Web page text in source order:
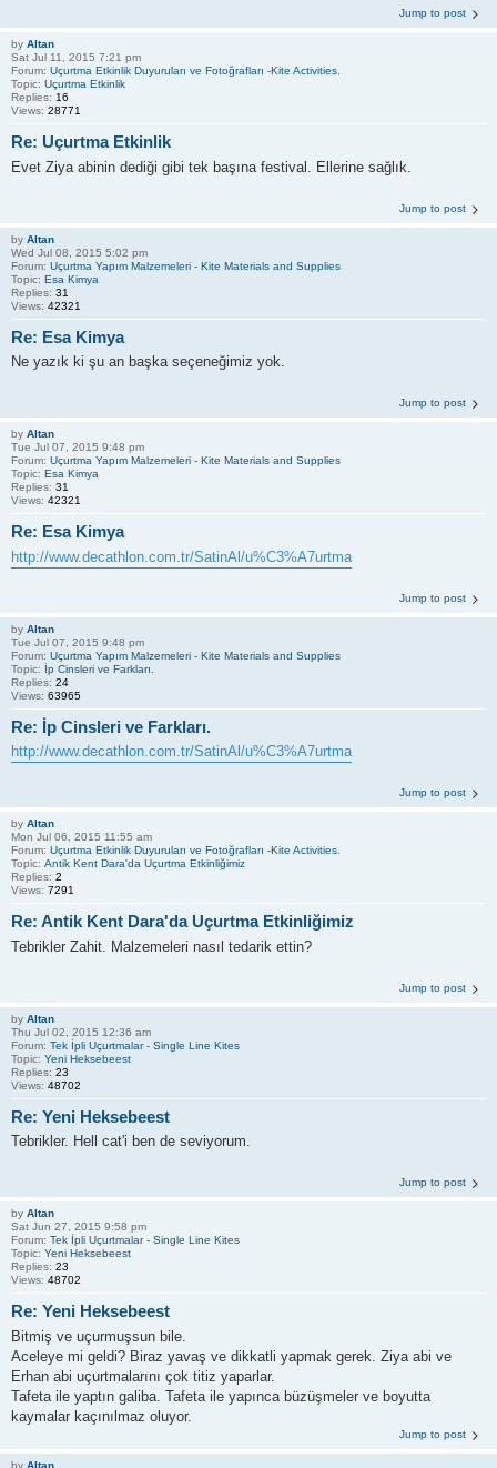
Jump to post
by Altan
Sat Jul 11, 2015 7:21 pm
Forum: Uçurtma Etkinlik Duyuruları ve Fotoğrafları -Kite Activities.
Topic: Uçurtma Etkinlik
Replies: 16
Views: 28771
Re: Uçurtma Etkinlik
Evet Ziya abinin dediği gibi tek başına festival. Ellerine sağlık.
Jump to post
by Altan
Wed Jul 08, 2015 5:02 pm
Forum: Uçurtma Yapım Malzemeleri - Kite Materials and Supplies
Topic: Esa Kimya
Replies: 31
Views: 42321
Re: Esa Kimya
Ne yazık ki şu an başka seçeneğimiz yok.
Jump to post
by Altan
Tue Jul 07, 2015 9:48 pm
Forum: Uçurtma Yapım Malzemeleri - Kite Materials and Supplies
Topic: Esa Kimya
Replies: 31
Views: 42321
Re: Esa Kimya
http://www.decathlon.com.tr/SatinAl/u%C3%A7urtma
Jump to post
by Altan
Tue Jul 07, 2015 9:48 pm
Forum: Uçurtma Yapım Malzemeleri - Kite Materials and Supplies
Topic: İp Cinsleri ve Farkları.
Replies: 24
Views: 63965
Re: İp Cinsleri ve Farkları.
http://www.decathlon.com.tr/SatinAl/u%C3%A7urtma
Jump to post
by Altan
Mon Jul 06, 2015 11:55 am
Forum: Uçurtma Etkinlik Duyuruları ve Fotoğrafları -Kite Activities.
Topic: Antik Kent Dara'da Uçurtma Etkinliğimiz
Replies: 2
Views: 7291
Re: Antik Kent Dara'da Uçurtma Etkinliğimiz
Tebrikler Zahit. Malzemeleri nasıl tedarik ettin?
Jump to post
by Altan
Thu Jul 02, 2015 12:36 am
Forum: Tek İpli Uçurtmalar - Single Line Kites
Topic: Yeni Heksebeest
Replies: 23
Views: 48702
Re: Yeni Heksebeest
Tebrikler. Hell cat'i ben de seviyorum.
Jump to post
by Altan
Sat Jun 27, 2015 9:58 pm
Forum: Tek İpli Uçurtmalar - Single Line Kites
Topic: Yeni Heksebeest
Replies: 23
Views: 48702
Re: Yeni Heksebeest
Bitmiş ve uçurmuşsun bile.
Aceleye mi geldi? Biraz yavaş ve dikkatli yapmak gerek. Ziya abi ve
Erhan abi uçurtmalarını çok titiz yaparlar.
Tafeta ile yaptın galiba. Tafeta ile yapınca büzüşmeler ve boyutta
kaymalar kaçınılmaz oluyor.
Jump to post
by Altan